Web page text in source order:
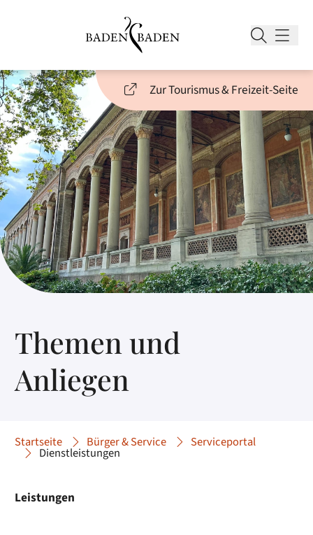
Zur Tourismus & Freizeit-Seite
Themen und
Anliegen
Startseite Bürger & Service Serviceportal
Dienstleistungen
Leistungen